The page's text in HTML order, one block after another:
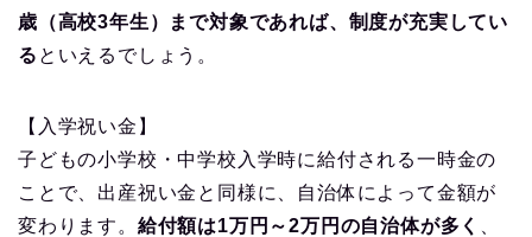
歳（高校3年生）まで対象であれば、制度が充実してい
る といえるでしょう。
【入学祝い金】
子どもの小学校・中学校入学時に給付される一時金の
ことで、出産祝い金と同様に、自治体によって金額が
変わります。 給付額は1万円～2万円の自治体が多く